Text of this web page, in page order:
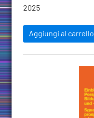
2025
Aggiungi al carrello